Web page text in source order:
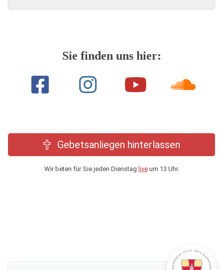
Sie finden uns hier:
Gebetsanliegen hinterlassen
Wir beten für Sie jeden Dienstag liveum 13 Uhr.